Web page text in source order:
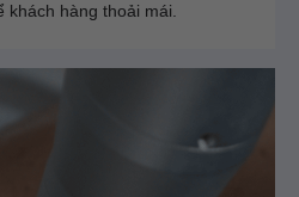
hàng thoải mái.